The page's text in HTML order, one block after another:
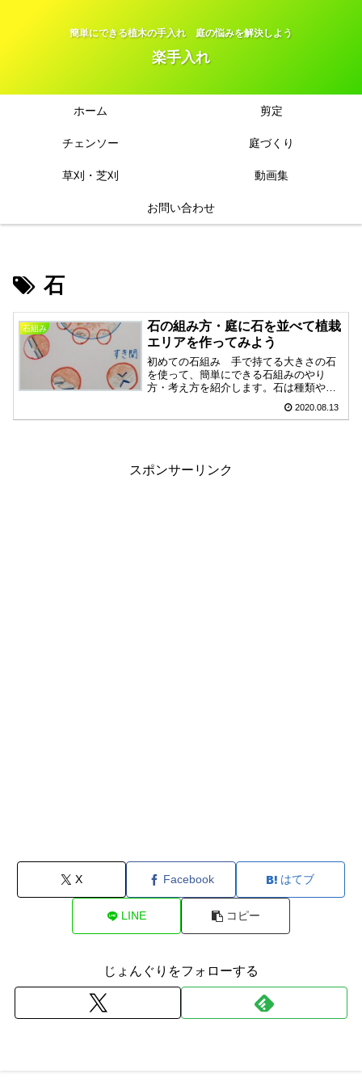
簡単にできる植木の手入れ 庭の悩みを解決しよう
楽手入れ
ホーム 剪定
チェンソー 庭づくり
草刈・芝刈 動画集
お問い合わせ
石
石組み
石の組み方・庭に石を並べて植栽
エリアを作ってみよう
初めての石組み 手で持てる大きさの石
を使って、簡単にできる石組みのやり
方・考え方を紹介します。石は種類や色
が豊富なので、石組みをしながらオシャ
レに見せる方法が無限にあります。その
2020.08.13
スポンサーリンク
X Facebook はてブ
LINE コピー
じょんぐりをフォローする